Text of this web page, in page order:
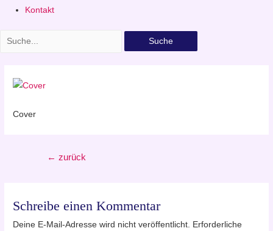
Kontakt
Suche
Cover
Beitragsnavigation
← zurück
Schreibe einen Kommentar
Deine E-Mail-Adresse wird nicht veröffentlicht. Erforderliche